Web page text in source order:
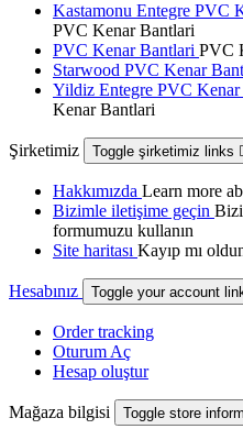
Kastamonu Entegre PVC
PVC Kenar Bantlari
PVC Kenar Bantlari PVC
Starwood PVC Kenar
Yildiz Entegre PVC Kenar
Kenar Bantlari
Şirketimiz Toggle şirketimiz links
Hakkımızda Learn more
Bizimle iletişime geçin
formumuzu kullanın
Site haritası Kayıp mı
Hesabınız Toggle your account
Order tracking
Oturum Aç
Hesap oluştur
Mağaza bilgisi Toggle store